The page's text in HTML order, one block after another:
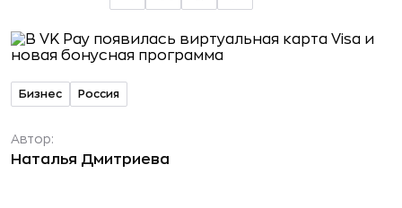
Бизнес Россия
Автор:
Наталья Дмитриева